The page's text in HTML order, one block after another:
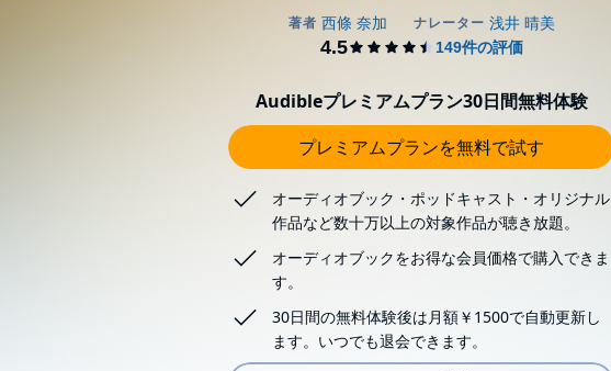
Audibleプレミアムプラン30日間無料体験
プレミアムプランを無料で試す
オーディオブック・ポッドキャスト・オリジナル
作品など数十万以上の対象作品が聴き放題。
オーディオブックをお得な会員価格で購入できま
す。
30日間の無料体験後は月額￥1500で自動更新し
ます。いつでも退会できます。